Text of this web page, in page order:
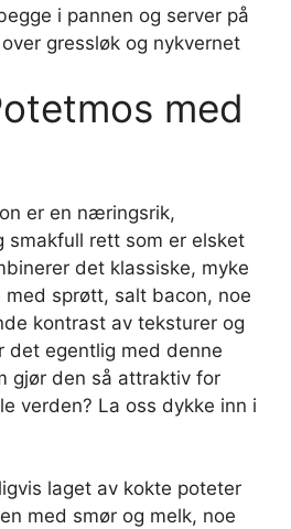
i pannen og server på
gressløk og nykvernet
med
er en næringsrik,
smakfull rett som er elsket
det klassiske, myke
med sprøtt, salt bacon, noe
kontrast av teksturer og
det egentlig med denne
gjør den så attraktiv for
verden? La oss dykke inn i
laget av kokte poteter
med smør og melk, noe